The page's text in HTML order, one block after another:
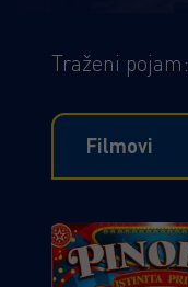
Traženi pojam:
Filmovi